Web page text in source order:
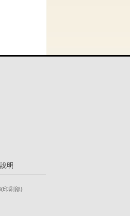
明
印刷部)